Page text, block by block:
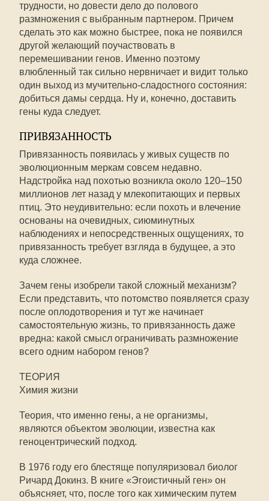
трудности, но довести дело до полового
размножения с выбранным партнером. Причем
сделать это как можно быстрее, пока не появился
другой желающий поучаствовать в
перемешивании генов. Именно поэтому
влюбленный так сильно нервничает и видит только
один выход из мучительно-сладостного состояния:
добиться дамы сердца. Ну и, конечно, доставить
гены куда следует.
ПРИВЯЗАННОСТЬ
Привязанность появилась у живых существ по
эволюционным меркам совсем недавно.
Надстройка над похотью возникла около 120–150
миллионов лет назад у млекопитающих и первых
птиц. Это неудивительно: если похоть и влечение
основаны на очевидных, сиюминутных
наблюдениях и непосредственных ощущениях, то
привязанность требует взгляда в будущее, а это
куда сложнее.
Зачем гены изобрели такой сложный механизм?
Если представить, что потомство появляется сразу
после оплодотворения и тут же начинает
самостоятельную жизнь, то привязанность даже
вредна: какой смысл ограничивать размножение
всего одним набором генов?
ТЕОРИЯ
Химия жизни
Теория, что именно гены, а не организмы,
являются объектом эволюции, известна как
геноцентрический подход.
В 1976 году его блестяще популяризовал биолог
Ричард Докинз. В книге «Эгоистичный ген» он
объясняет, что, после того как химическим путем